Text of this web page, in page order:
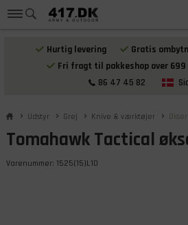
Hurtig levering Gratis
Fri fragt til pakkeshop over 699
86 47 45 82
Udstyr Grej Knive & værktøjer Økser
Tomahawk Tactical
Varenummer: 1525(15)L10